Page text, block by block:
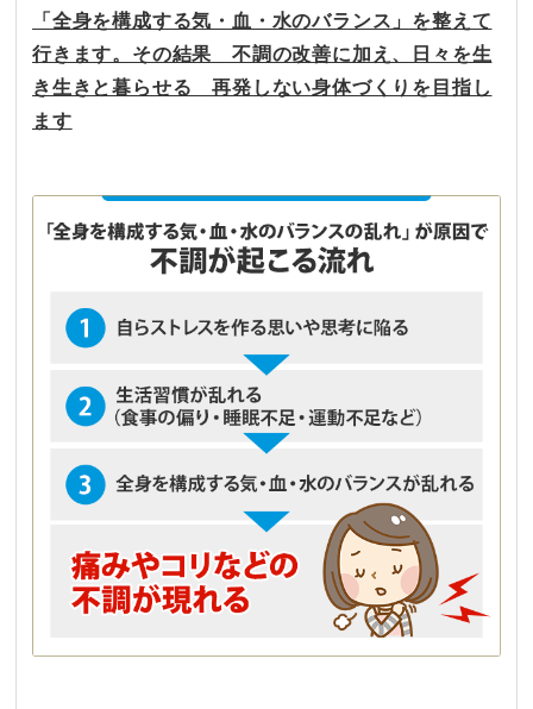
「全身を構成する気・血・水のバランス」を整えて
行きます。その結果 不調の改善に加え、日々を生
き生きと暮らせる 再発しない身体づくりを目指し
ます